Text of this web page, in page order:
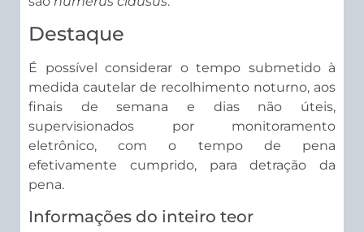
Destaque
É possível considerar o tempo submetido à
medida cautelar de recolhimento noturno, aos
finais de semana e dias não úteis,
supervisionados por monitoramento
eletrônico, com o tempo de pena
efetivamente cumprido, para detração da
pena.
Informações do inteiro teor